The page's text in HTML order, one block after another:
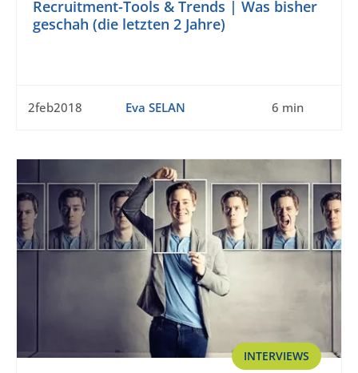
Recruitment-Tools & Trends | Was bisher
geschah (die letzten 2 Jahre)
2feb2018 Eva SELAN 6 min
INTERVIEWS